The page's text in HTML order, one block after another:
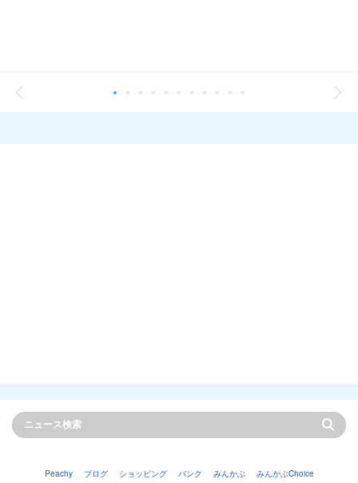
Peachy ブログ ショッピング バンク みんかぶ みんかぶChoice